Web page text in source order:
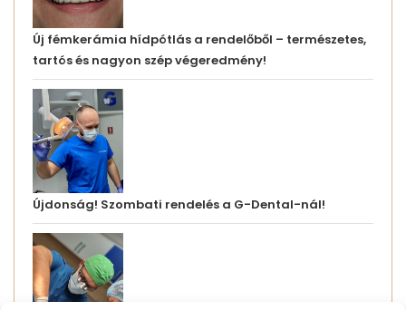
Új fémkerámia hídpótlás a rendelőből – természetes,
tartós és nagyon szép végeredmény!
Újdonság! Szombati rendelés a G-Dental-nál!